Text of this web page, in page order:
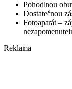
Pohodlnou
Dostatečnou
Fotoaparát –
Reklama